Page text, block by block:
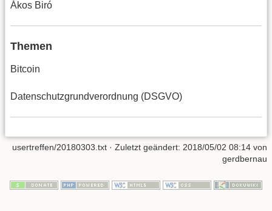
Ákos Biró
Themen
Bitcoin
Datenschutzgrundverordnung (DSGVO)
usertreffen/20180303.txt · Zuletzt geändert: 2018/05/02 08:14 von
gerdbernau